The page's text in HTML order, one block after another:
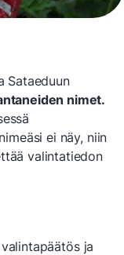
Sataeduun
nimet.
ei näy, niin
valintatiedon
ja